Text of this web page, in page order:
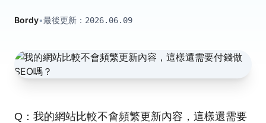
Bordy•最後更新： 2026.06.09
Q：我的網站比較不會頻繁更新內容，這樣還需要